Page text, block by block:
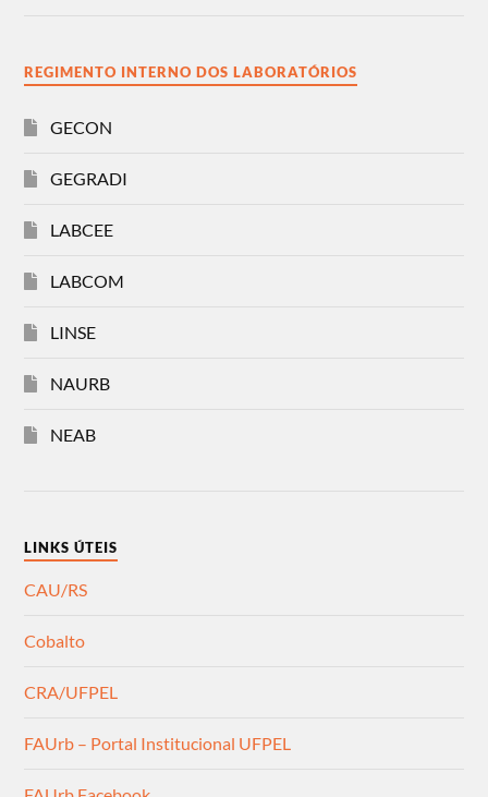
REGIMENTO INTERNO DOS LABORATÓRIOS
GECON
GEGRADI
LABCEE
LABCOM
LINSE
NAURB
NEAB
LINKS ÚTEIS
CAU/RS
Cobalto
CRA/UFPEL
FAUrb – Portal Institucional UFPEL